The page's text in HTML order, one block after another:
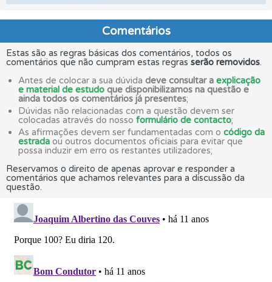
Comentários
Estas são as regras básicas dos comentários, todos os
comentários que não cumpram estas regras serão removidos.
Antes de colocar a sua dúvida deve consultar a explicação
e material de estudo que disponibilizamos na questão e
ainda todos os comentários já presentes;
Dúvidas não relacionadas com a questão devem ser
colocadas através do nosso formulário de contacto;
As afirmações devem ser fundamentadas com o código da
estrada ou outros documentos oficiais para evitar que
possa induzir em erro os restantes utilizadores;
Reservamos o direito de apenas aprovar e responder a
comentários que achamos relevantes para a discussão da
questão.